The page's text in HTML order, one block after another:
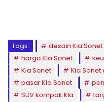
Tags: desain Kia Sonet
harga Kia Sonet
Kia Sonet
Kia Sonet
pasar Kia Sonet
SUV kompak KIa